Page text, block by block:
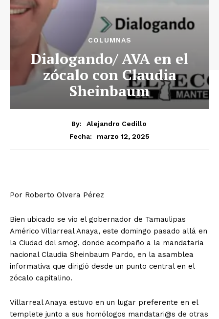
COLUMNAS
Dialogando/ AVA en el
zócalo con Claudia
Sheinbaum
By:
Alejandro Cedillo
Fecha:
marzo 12, 2025
Por Roberto Olvera Pérez
Bien ubicado se vio el gobernador de Tamaulipas
Américo Villarreal Anaya, este domingo pasado allá en
la Ciudad del smog, donde acompaño a la mandataria
nacional Claudia Sheinbaum Pardo, en la asamblea
informativa que dirigió desde un punto central en el
zócalo capitalino.
Villarreal Anaya estuvo en un lugar preferente en el
templete junto a sus homólogos mandatari@s de otras